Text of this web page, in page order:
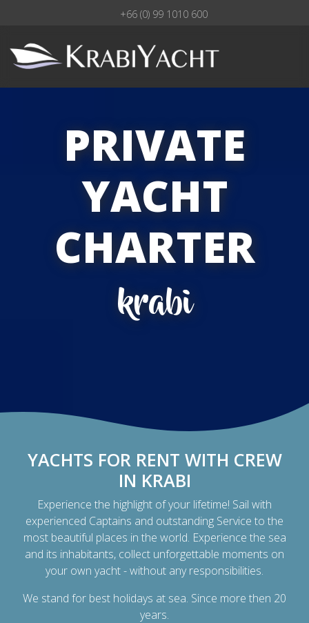
+66 (0) 99 1010 600
PRIVATE
YACHT
CHARTER
krabi
YACHTS FOR RENT WITH CREW
IN KRABI
Experience the highlight of your lifetime! Sail with
experienced Captains and outstanding Service to the
most beautiful places in the world. Experience the sea
and its inhabitants, collect unforgettable moments on
your own yacht - without any responsibilities.
We stand for best holidays at sea. Since more then 20
years.